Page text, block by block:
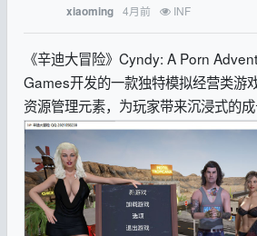
xiaoming 4月前 INF
《辛迪大冒险》Cyndy: A Porn
Games开发的一款独特模拟经营类游
资源管理元素，为玩家带来沉浸式的成